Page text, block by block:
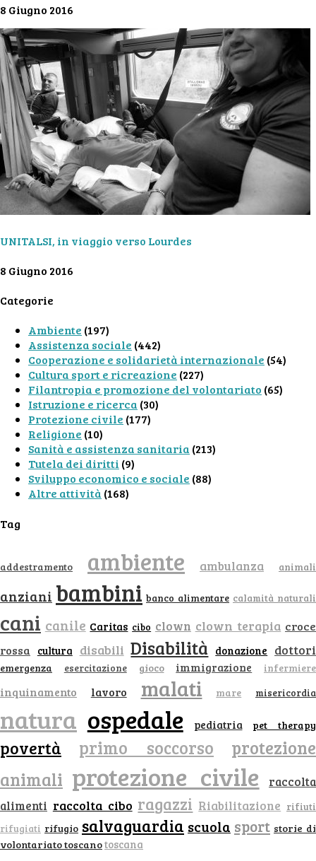
8 Giugno 2016
UNITALSI, in viaggio verso Lourdes
8 Giugno 2016
Categorie
Ambiente (197)
Assistenza sociale (442)
Cooperazione e solidarietà internazionale (54)
Cultura sport e ricreazione (227)
Filantropia e promozione del volontariato (65)
Istruzione e ricerca (30)
Protezione civile (177)
Religione (10)
Sanità e assistenza sanitaria (213)
Tutela dei diritti (9)
Sviluppo economico e sociale (88)
Altre attività (168)
Tag
addestramento ambiente ambulanza animali
anziani bambini banco alimentare calamità naturali
cani canile Caritas cibo clown clown terapia croce
rossa
cultura disabili Disabilità donazione dottori
emergenza esercitazione gioco immigrazione infermiere
inquinamento lavoro malati mare misericordia
natura ospedale pediatria pet therapy
povertà primo soccorso
protezione
animali protezione civile
raccolta
alimenti raccolta cibo ragazzi Riabilitazione rifiuti
rifugiati rifugio salvaguardia scuola sport storie di
volontariato toscanotoscana